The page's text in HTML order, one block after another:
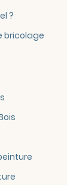
?
bricolage